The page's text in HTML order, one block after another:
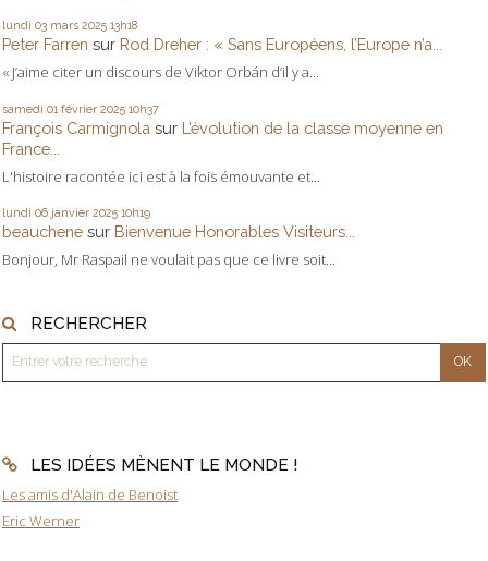
lundi 03 mars 2025 13h18
Peter Farren sur Rod Dreher : « Sans Européens, l’Europe n’a...
« J’aime citer un discours de Viktor Orbán d’il y a...
samedi 01 février 2025 10h37
François Carmignola sur L’évolution de la classe moyenne en
France...
L'histoire racontée ici est à la fois émouvante et...
lundi 06 janvier 2025 10h19
beauchene sur Bienvenue Honorables Visiteurs...
Bonjour, Mr Raspail ne voulait pas que ce livre soit...
RECHERCHER
LES IDÉES MÈNENT LE MONDE !
Les amis d'Alain de Benoist
Eric Werner